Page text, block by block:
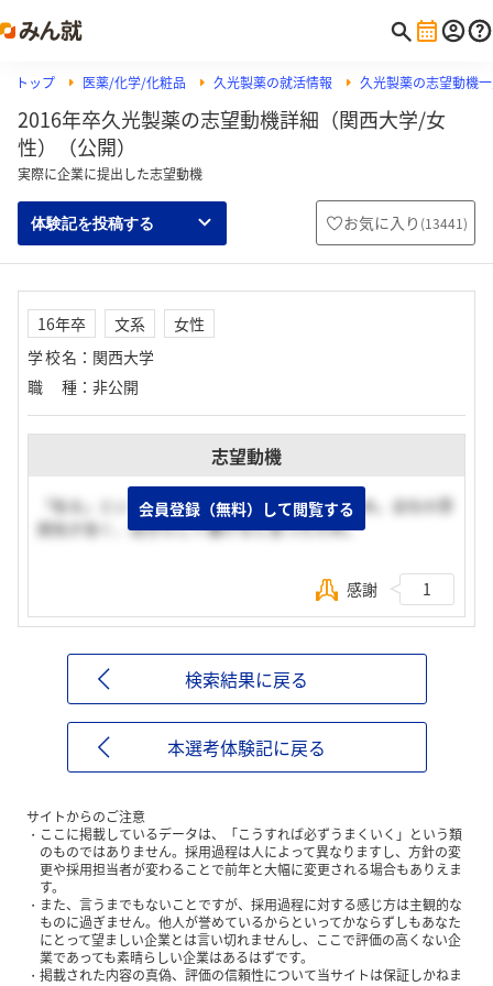
トップ 医薬/化学/化粧品 久光製薬の就活情報 久光製薬の志望動機
2016年卒久光製薬の志望動機詳細（関西大学/女
性）（公開）
実際に企業に提出した志望動機
体験記を投稿する お気に入り (13441)
16年卒 文系
女性
学校名 ： 関西大学
職種 ： 非公開
志望動機
「貼る」という技術に将来性、魅力を感じたため。会社の雰
囲気が良く、自分らしく働けると思ったため。
会員登録（無料）して閲覧する
感謝 1
検索結果に戻る
本選考体験記に戻る
サイトからのご注意
ここに掲載しているデータは、「こうすれば必ずうまくいく」という類
のものではありません。採用過程は人によって異なりますし、方針の変
更や採用担当者が変わることで前年と大幅に変更される場合もありえま
す。
また、言うまでもないことですが、採用過程に対する感じ方は主観的な
ものに過ぎません。他人が誉めているからといってかならずしもあなた
にとって望ましい企業とは言い切れませんし、ここで評価の高くない企
業であっても素晴らしい企業はあるはずです。
掲載された内容の真偽、評価の信頼性について当サイトは保証しかねま